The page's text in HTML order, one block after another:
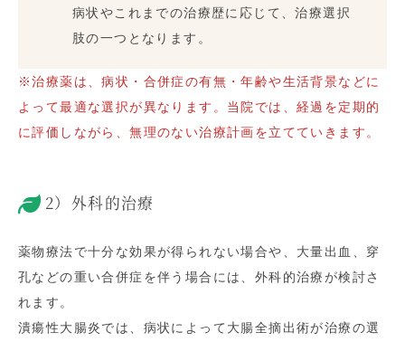
病状やこれまでの治療歴に応じて、治療選択
肢の一つとなります。
※治療薬は、病状・合併症の有無・年齢や生活背景などに
よって最適な選択が異なります。当院では、経過を定期的
に評価しながら、無理のない治療計画を立てていきます。
2）外科的治療
薬物療法で十分な効果が得られない場合や、大量出血、穿
孔などの重い合併症を伴う場合には、外科的治療が検討さ
れます。
潰瘍性大腸炎では、病状によって大腸全摘出術が治療の選